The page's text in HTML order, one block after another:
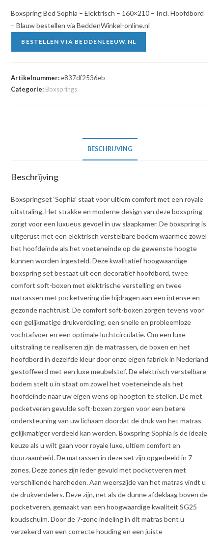
Boxspring Bed Sophia – Elektrisch – 160×210 – Incl. Hoofdbord
– Blauw bestellen via BeddenWinkel-online.nl
BESTELLEN VIA BEDDENLEEUW.NL
Artikelnummer:e837df2536eb
Categorie: Boxsprings
BESCHRIJVING
Beschrijving
Boxspringset ‘Sophia’ staat voor ultiem comfort met een royale
uitstraling. Het strakke en moderne design van deze boxspring
zorgt voor een luxueus gevoel in uw slaapkamer. De boxspring is
uitgerust met een elektrisch verstelbare bodem waarmee zowel
het hoofdeinde als het voeteneinde op de gewenste hoogte
kunnen worden ingesteld. Deze kwalitatief hoogwaardige
boxspring set bestaat uit een decoratief hoofdbord, twee
comfort soft-boxen met elektrische verstelling en twee
matrassen met pocketvering die bijdragen aan een intense en
gezonde nachtrust. De comfort soft-boxen zorgen tevens voor
een gelijkmatige drukverdeling, een snelle en probleemloze
vochtafvoer en een optimale luchtcirculatie. Om een luxe
uitstraling te realiseren zijn de matrassen, de boxen en het
hoofdbord in dezelfde kleur door onze eigen fabriek in Nederland
gestoffeerd met een luxe meubelstof. De elektrisch verstelbare
bodem stelt u in staat om zowel het voeteneinde als het
hoofdeinde naar uw eigen wens op hoogten te stellen. De met
pocketveren gevulde soft-boxen zorgen voor een betere
ondersteuning van uw lichaam doordat de druk van het matras
gelijkmatiger verdeeld kan worden. Boxspring Sophia is de ideale
keuze als u wilt gaan voor royale luxe, ultiem comfort en
duurzaamheid. De matrassen in deze set zijn opgedeeld in 7-
zones. Deze zones zijn ieder gevuld met pocketveren met
verschillende hardheden. Aan weerszijde van het matras vindt u
de drukverdelers. Deze zijn, net als de dunne afdeklaag boven de
pocketveren, gemaakt van een hoogwaardige kwaliteit SG25
koudschuim. Door de 7-zone indeling in dit matras bent u
verzekerd van een correcte houding en een juiste